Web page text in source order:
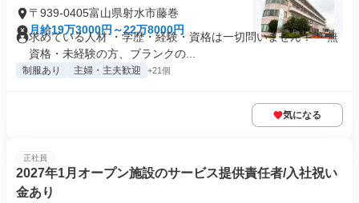
〒939-0405富山県射水市藤巻
月給19万3000円～22万8000円
求めている人材 ・学歴・経験・資格は一切問いません！ ・無
資格・未経験の方、ブランクの...
制服あり 主婦・主夫歓迎 +21個
気になる
正社員
2027年1月オープン施設のサービス提供責任者/入社祝い
金あり